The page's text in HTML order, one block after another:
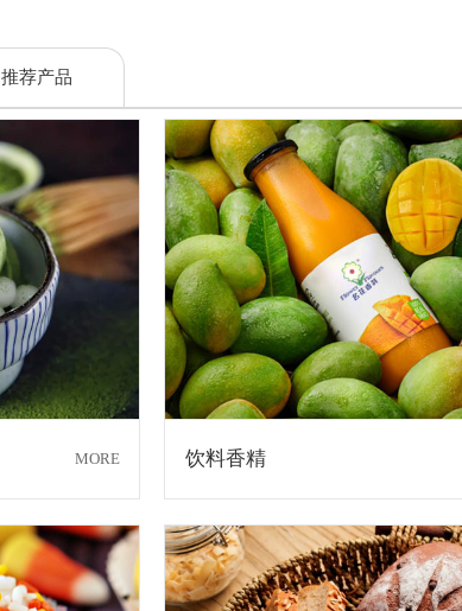
推荐产品
MORE 饮料香精